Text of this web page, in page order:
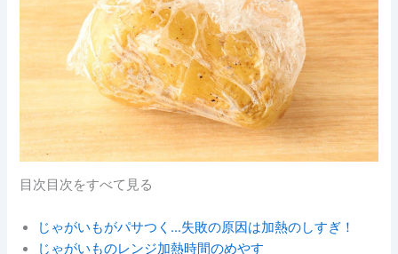
目次目次をすべて見る
じゃがいもがパサつく…失敗の原因は加熱のしすぎ！
じゃがいものレンジ加熱時間のめやす